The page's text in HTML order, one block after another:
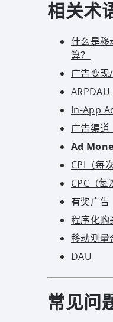
相关术
什么是移
算？
广告变
ARPDAU
In-App
广告渠道
Ad
CPI（每
CPC（每
有奖广告
程序化购
移动测量
DAU
常见问